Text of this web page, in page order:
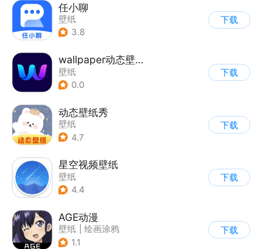
任小聊
壁纸
3.8
下载
wallpaper动态壁纸4K
壁纸
0.0
下载
动态壁纸秀
壁纸
4.7
下载
星空视频壁纸
壁纸
4.4
下载
AGE动漫
壁纸
绘画涂鸦
1.1
下载